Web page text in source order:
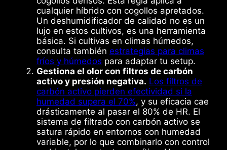
cualquier híbrido con cogollos apretados.
Un deshumidificador de calidad no es un
lujo en estos cultivos, es una herramienta
básica. Si cultivas en climas húmedos,
consulta también estrategias para climas
fríos y húmedos para adaptar tu setup.
Gestiona el olor con filtros de carbón
activo y presión negativa. Los filtros de
carbón activo pierden efectividad si la
humedad supera el 70%, y su eficacia cae
drásticamente al pasar el 80% de HR. El
sistema de filtrado con carbón activo se
satura rápido en entornos con humedad
variable, por lo que combinarlo con control